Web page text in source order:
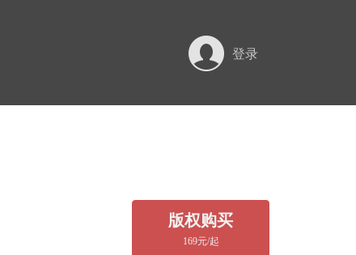
登录
版权购买
169元/起